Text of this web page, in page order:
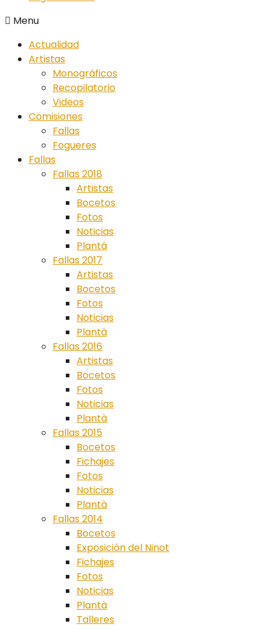
Menu
Actualidad
Artistas
Monográficos
Recopilatorio
Videos
Comisiones
Fallas
Fogueres
Fallas
Fallas 2018
Artistas
Bocetos
Fotos
Noticias
Plantá
Fallas 2017
Artistas
Bocetos
Fotos
Noticias
Plantà
Fallas 2016
Artistas
Bocetos
Fotos
Noticias
Plantà
Fallas 2015
Bocetos
Fichajes
Fotos
Noticias
Plantà
Fallas 2014
Bocetos
Exposición del Ninot
Fichajes
Fotos
Noticias
Plantà
Talleres